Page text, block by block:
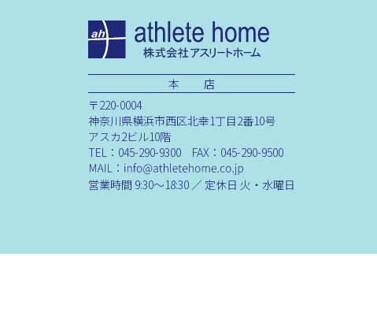
本 店
〒220-0004
神奈川県横浜市西区北幸1丁目2番10号
アスカ2ビル10階
TEL：045-290-9300 FAX：045-290-9500
営業時間 9:30～18:30 ／ 定休日 火・水曜日